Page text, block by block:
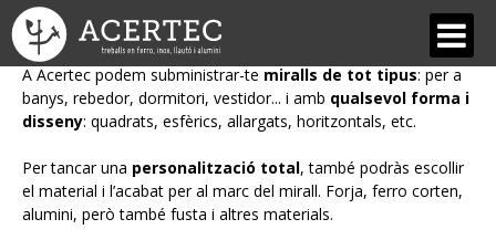
QUI SOM
Equip
Miralls d'Alumini
A Acertec podem subministrar-te miralls de tot tipus: per a
banys, rebedor, dormitori, vestidor... i amb qualsevol forma i
disseny: quadrats, esfèrics, allargats, horitzontals, etc.
Per tancar una personalització total, també podràs escollir
el material i l’acabat per al marc del mirall. Forja, ferro corten,
alumini, però també fusta i altres materials.